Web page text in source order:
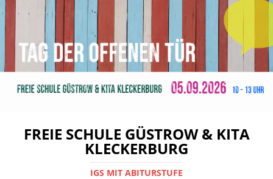
FREIE SCHULE GÜSTROW & KITA
KLECKERBURG
IGS MIT ABITURSTUFE